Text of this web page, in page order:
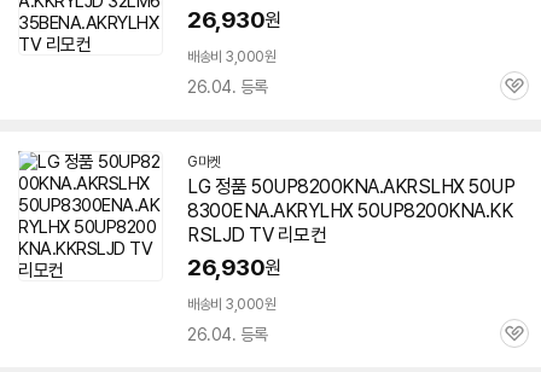
26,930원
배송비 3,000원
26.04. 등록
관
G마켓
LG 정품 50UP8200KNA.AKRSLHX 50UP
8300ENA.AKRYLHX 50UP8200KNA.KK
RSLJD TV 리모컨
26,930원
배송비 3,000원
26.04. 등록
관